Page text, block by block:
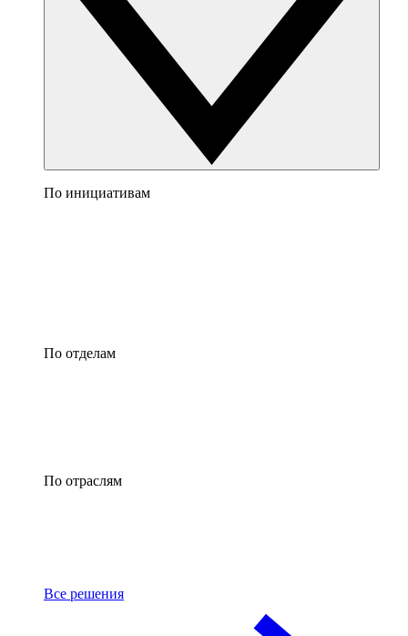
По инициативам
По отделам
По отраслям
Все решения